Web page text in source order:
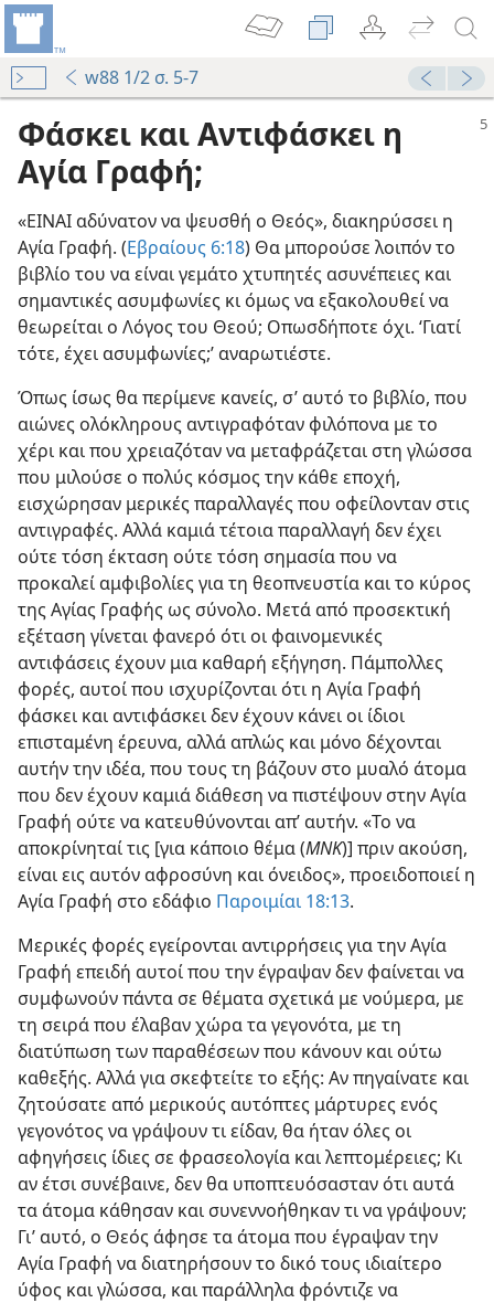
w88 1/2 σ. 5-7
Φάσκει και Αντιφάσκει η
Αγία Γραφή;
«ΕΙΝΑΙ αδύνατον να ψευσθή ο Θεός», διακηρύσσει η
Αγία Γραφή. (Εβραίους 6:18) Θα μπορούσε λοιπόν το
βιβλίο του να είναι γεμάτο χτυπητές ασυνέπειες και
σημαντικές ασυμφωνίες κι όμως να εξακολουθεί να
θεωρείται ο Λόγος του Θεού; Οπωσδήποτε όχι. ‘Γιατί
τότε, έχει ασυμφωνίες;’ αναρωτιέστε.
Όπως ίσως θα περίμενε κανείς, σ’ αυτό το βιβλίο, που
αιώνες ολόκληρους αντιγραφόταν φιλόπονα με το
χέρι και που χρειαζόταν να μεταφράζεται στη γλώσσα
που μιλούσε ο πολύς κόσμος την κάθε εποχή,
εισχώρησαν μερικές παραλλαγές που οφείλονταν στις
αντιγραφές. Αλλά καμιά τέτοια παραλλαγή δεν έχει
ούτε τόση έκταση ούτε τόση σημασία που να
προκαλεί αμφιβολίες για τη θεοπνευστία και το κύρος
της Αγίας Γραφής ως σύνολο. Μετά από προσεκτική
εξέταση γίνεται φανερό ότι οι φαινομενικές
αντιφάσεις έχουν μια καθαρή εξήγηση. Πάμπολλες
φορές, αυτοί που ισχυρίζονται ότι η Αγία Γραφή
φάσκει και αντιφάσκει δεν έχουν κάνει οι ίδιοι
επισταμένη έρευνα, αλλά απλώς και μόνο δέχονται
αυτήν την ιδέα, που τους τη βάζουν στο μυαλό άτομα
που δεν έχουν καμιά διάθεση να πιστέψουν στην Αγία
Γραφή ούτε να κατευθύνονται απ’ αυτήν. «Το να
αποκρίνηταί τις [για κάποιο θέμα (ΜΝΚ)] πριν ακούση,
είναι εις αυτόν αφροσύνη και όνειδος», προειδοποιεί η
Αγία Γραφή στο εδάφιο Παροιμίαι 18:13.
Μερικές φορές εγείρονται αντιρρήσεις για την Αγία
Γραφή επειδή αυτοί που την έγραψαν δεν φαίνεται να
συμφωνούν πάντα σε θέματα σχετικά με νούμερα, με
τη σειρά που έλαβαν χώρα τα γεγονότα, με τη
διατύπωση των παραθέσεων που κάνουν και ούτω
καθεξής. Αλλά για σκεφτείτε το εξής: Αν πηγαίνατε και
ζητούσατε από μερικούς αυτόπτες μάρτυρες ενός
γεγονότος να γράψουν τι είδαν, θα ήταν όλες οι
αφηγήσεις ίδιες σε φρασεολογία και λεπτομέρειες; Κι
αν έτσι συνέβαινε, δεν θα υποπτευόσασταν ότι αυτά
τα άτομα κάθησαν και συνεννοήθηκαν τι να γράψουν;
Γι’ αυτό, ο Θεός άφησε τα άτομα που έγραψαν την
Αγία Γραφή να διατηρήσουν το δικό τους ιδιαίτερο
ύφος και γλώσσα, και παράλληλα φρόντιζε να